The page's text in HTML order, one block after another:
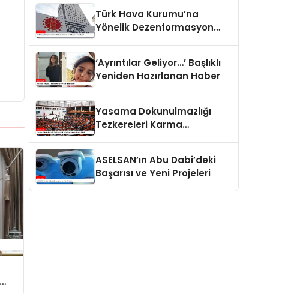
Türk Hava Kurumu’na
Yönelik Dezenformasyon
‘Ayrıntılar Geliyor…’ Başlıklı
Yeniden Hazırlanan Haber
Yasama Dokunulmazlığı
Tezkereleri Karma
ASELSAN’ın Abu Dabi’deki
Başarısı ve Yeni Projeleri